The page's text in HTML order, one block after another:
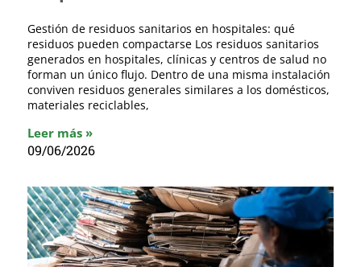
Gestión de residuos sanitarios en hospitales: qué
residuos pueden compactarse Los residuos sanitarios
generados en hospitales, clínicas y centros de salud no
forman un único flujo. Dentro de una misma instalación
conviven residuos generales similares a los domésticos,
materiales reciclables,
Leer más »
09/06/2026